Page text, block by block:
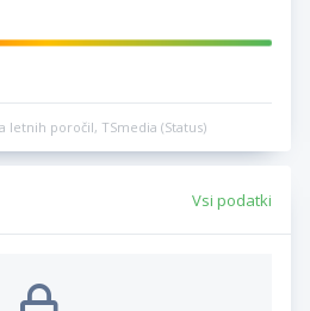
letnih poročil, TSmedia (Status)
Vsi podatki